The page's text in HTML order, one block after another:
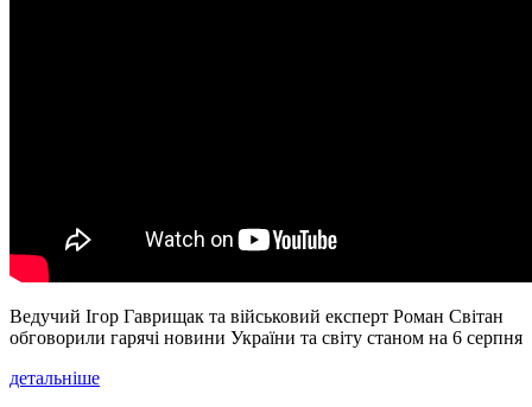
Ведучий Ігор Гаврищак та військовий експерт Роман Світан
обговорили гарячі новини України та світу станом на 6 серпня
детальніше